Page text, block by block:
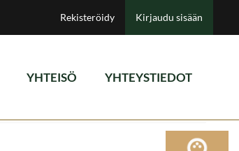
Rekisteröidy Kirjaudu sisään
YHTEISÖ YHTEYSTIEDOT